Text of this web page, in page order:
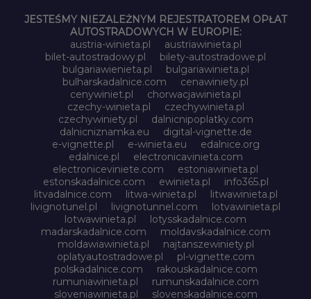
JESTEŚMY NIEZALEŻNYM REJESTRATOREM OPŁAT
AUTOSTRADOWYCH W EUROPIE:
austria-winieta.pl
austriawinieta.pl
bilet-autostradowy.pl
bilety-autostradowe.pl
bulgariawienieta.pl
bulgariawinieta.pl
bulharskadalnice.com
cenawiniety.pl
cenywiniet.pl
chorwacjawinieta.pl
czechy-winieta.pl
czechywinieta.pl
czechywiniety.pl
dalnicnipoplatky.com
dalnicniznamka.eu
digital-vignette.de
e-vignette.pl
e-winieta.eu
edalnice.org
edalnice.pl
electronicavinieta.com
electroniceviniete.com
estoniawinieta.pl
estonskadalnice.com
ewinieta.pl
info365.pl
litvadalnice.com
litwa-winieta.pl
litwawinieta.pl
livignotunel.pl
livignotunnel.com
lotvawinieta.pl
lotwawinieta.pl
lotysskadalnice.com
madarskadalnice.com
moldavskadalnice.com
moldawiawinieta.pl
najtanszewiniety.pl
oplatyautostradowe.pl
pl-vignette.com
polskadalnice.com
rakouskadalnice.com
rumuniawinieta.pl
rumunskadalnice.com
sloveniawinieta.pl
slovenskadalnice.com